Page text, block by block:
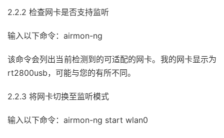
2.2.2 检查网卡是否支持监听
输入以下命令：airmon-ng
该命令会列出当前检测到的可适配的网卡。我的网卡显示为
rt2800usb，可能与您的有所不同。
2.2.3 将网卡切换至监听模式
输入以下命令：airmon-ng start wlan0